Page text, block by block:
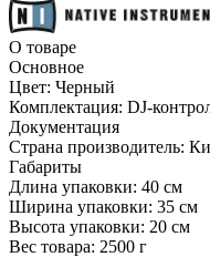
О товаре
Основное
Цвет: Черный
Комплектация: DJ-
Документация
Страна производитель:
Габариты
Длина упаковки: 40 см
Ширина упаковки: 35 см
Высота упаковки: 20 см
Вес товара: 2500 г